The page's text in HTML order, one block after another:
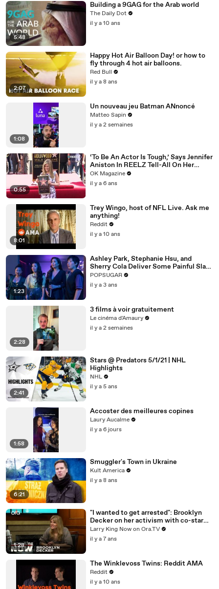
5:48
Building a 9GAG for the Arab world
The Daily Dot
il y a 10 ans
2:07
Happy Hot Air Balloon Day! or how to
fly through 4 hot air balloons.
Red Bull
il y a 8 ans
1:08
Un nouveau jeu Batman ANnoncé
Matteo Sapin
il y a 2 semaines
0:55
‘To Be An Actor Is Tough,’ Says Jennifer
Aniston In REELZ Tell-All On Her
Highs & Lows
OK Magazine
il y a 6 ans
8:01
Trey Wingo, host of NFL Live. Ask me
anything!
Reddit
il y a 10 ans
1:23
Ashley Park, Stephanie Hsu, and
Sherry Cola Deliver Some Painful Slaps
in Hilarious "Joy Ride" Clip
POPSUGAR
il y a 3 ans
2:28
3 films à voir gratuitement
Le cinéma d'Amaury
il y a 2 semaines
2:41
Stars @ Predators 5/1/21 | NHL
Highlights
NHL
il y a 5 ans
1:58
Accoster des meilleures copines
Laury Aucalme
il y a 6 jours
6:21
Smuggler's Town in Ukraine
Kult America
il y a 8 ans
1:28
"I wanted to get arrested": Brooklyn
Decker on her activism with co-star
Jane Fonda
Larry King Now on Ora.TV
il y a 7 ans
The Winklevoss Twins: Reddit AMA
Reddit
il y a 10 ans